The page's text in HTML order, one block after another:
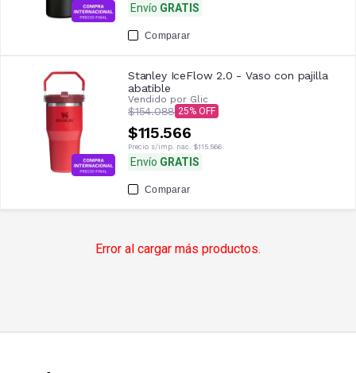
Envío GRATIS
Comparar
Stanley IceFlow 2.0 - Vaso con pajilla
abatible
Vendido por Glic
$154.088 25
$115.566
Precio s/imp. nac. $115.566
Envío GRATIS
Comparar
Error al cargar más productos.